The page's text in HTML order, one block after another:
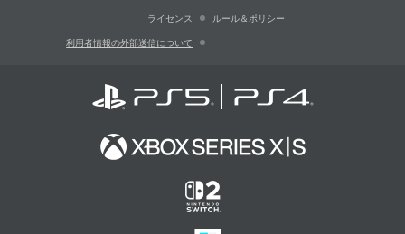
ライセンス ルール＆ポリシー
利用者情報の外部送信について